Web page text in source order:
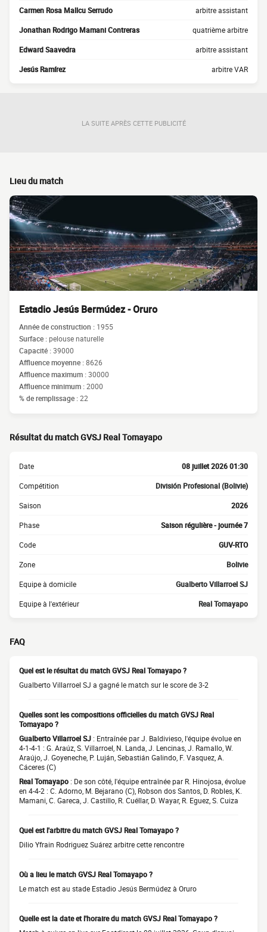
Carmen Rosa Mallcu Serrudo arbitre assistant
Jonathan Rodrigo Mamani Contreras quatrième arbitre
Edward Saavedra arbitre assistant
Jesús Ramírez arbitre VAR
LA SUITE APRÈS CETTE PUBLICITÉ
Lieu du match
Estadio Jesús Bermúdez - Oruro
Année de construction : 1955
Surface :pelouse naturelle
Capacité :39000
Affluence moyenne :8626
Affluence maximum :30000
Affluence minimum :2000
% de remplissage :22
Résultat du match GVSJ Real Tomayapo
Date 08 juillet 2026 01:30
Compétition División Profesional (Bolivie)
Saison 2026
Phase Saison régulière - journée 7
Code GUV-RTO
Zone Bolivie
Equipe à domicile Gualberto Villarroel SJ
Equipe à l'extérieur Real Tomayapo
FAQ
Quel est le résultat du match GVSJ Real Tomayapo ?
Gualberto Villarroel SJ a gagné le match sur le score de 3-2
Quelles sont les compositions officielles du match GVSJ Real
Tomayapo ?
Gualberto Villarroel SJ : Entraînée par J. Baldivieso, l'équipe évolue en
4-1-4-1 : G. Araúz, S. Villarroel, N. Landa, J. Lencinas, J. Ramallo, W.
Araújo, J. Goyeneche, P. Luján, Sebastián Galindo, F. Vasquez, A.
Cáceres (C)
Real Tomayapo : De son côté, l'équipe entraînée par R. Hinojosa, évolue
en 4-4-2 : C. Adorno, M. Bejarano (C), Robson dos Santos, D. Robles, K.
Mamani, C. Gareca, J. Castillo, R. Cuéllar, D. Wayar, R. Eguez, S. Cuiza
Quel est l'arbitre du match GVSJ Real Tomayapo ?
Dilio Yfrain Rodriguez Suárez arbitre cette rencontre
Où a lieu le match GVSJ Real Tomayapo ?
Le match est au stade Estadio Jesús Bermúdez à Oruro
Quelle est la date et l'horaire du match GVSJ Real Tomayapo ?